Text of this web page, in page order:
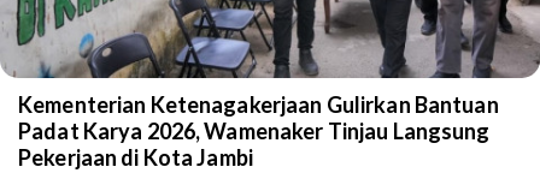
Kementerian Ketenagakerjaan Gulirkan Bantuan
Padat Karya 2026, Wamenaker Tinjau Langsung
Pekerjaan di Kota Jambi